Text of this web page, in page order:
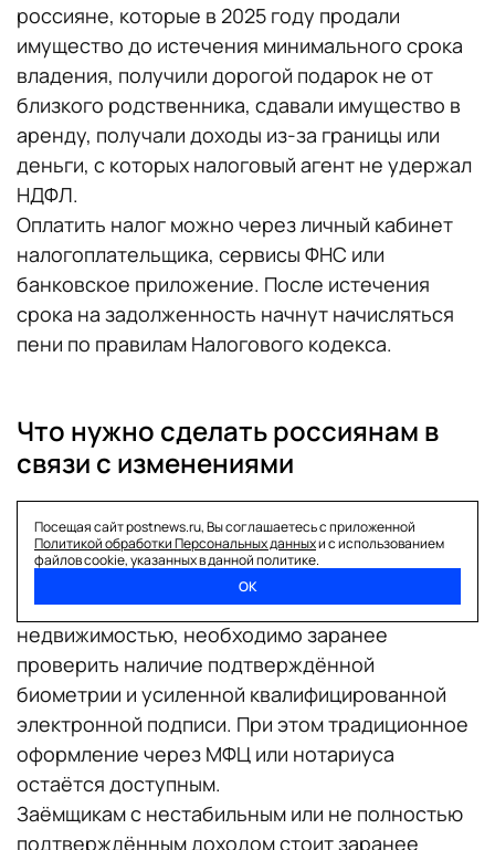
россияне, которые в 2025 году продали
имущество до истечения минимального срока
владения, получили дорогой подарок не от
близкого родственника, сдавали имущество в
аренду, получали доходы из-за границы или
деньги, с которых налоговый агент не удержал
НДФЛ.
Оплатить налог можно через личный кабинет
налогоплательщика, сервисы ФНС или
банковское приложение. После истечения
срока на задолженность начнут начисляться
пени по правилам Налогового кодекса.
Что нужно сделать россиянам в
связи с изменениями
применяться автоматически и не требуют от
граждан подачи заявлений.
Тем, кто планирует электронную сделку с
недвижимостью, необходимо заранее
проверить наличие подтверждённой
биометрии и усиленной квалифицированной
электронной подписи. При этом традиционное
оформление через МФЦ или нотариуса
остаётся доступным.
Заёмщикам с нестабильным или не полностью
подтверждённым доходом стоит заранее
Посещая сайт postnews.ru, Вы соглашаетесь с приложенной
Политикой обработки Персональных данныхи с использованием
файлов cookie, указанных в данной политике.
ОК